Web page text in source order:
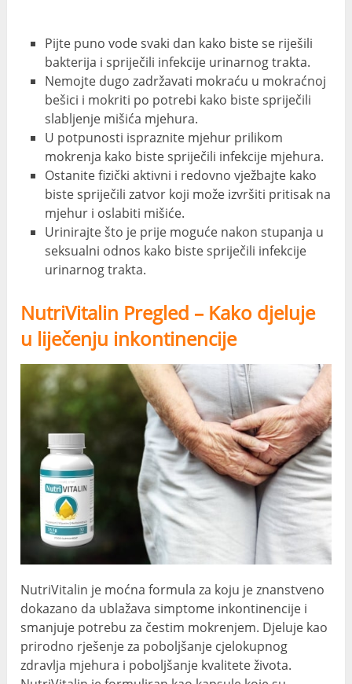
Pijte puno vode svaki dan kako biste se riješili
bakterija i spriječili infekcije urinarnog trakta.
Nemojte dugo zadržavati mokraću u mokraćnoj
bešici i mokriti po potrebi kako biste spriječili
slabljenje mišića mjehura.
U potpunosti ispraznite mjehur prilikom
mokrenja kako biste spriječili infekcije mjehura.
Ostanite fizički aktivni i redovno vježbajte kako
biste spriječili zatvor koji može izvršiti pritisak na
mjehur i oslabiti mišiće.
Urinirajte što je prije moguće nakon stupanja u
seksualni odnos kako biste spriječili infekcije
urinarnog trakta.
NutriVitalin Pregled – Kako djeluje
u liječenju inkontinencije
NutriVitalin je moćna formula za koju je znanstveno
dokazano da ublažava simptome inkontinencije i
smanjuje potrebu za čestim mokrenjem. Djeluje kao
prirodno rješenje za poboljšanje cjelokupnog
zdravlja mjehura i poboljšanje kvalitete života.